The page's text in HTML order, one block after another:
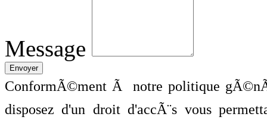
Message
ConformÃ©ment Ã notre politique
disposez d'un droit d'accÃ¨s vous